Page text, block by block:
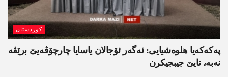
کوردستان
په‌كه‌كه‌یا هلوه‌شیایی: ئەگەر ئۆجالان یاسایا چارچۆڤەیێ برێڤە
نه‌به‌، نایێ جیبجیکرن